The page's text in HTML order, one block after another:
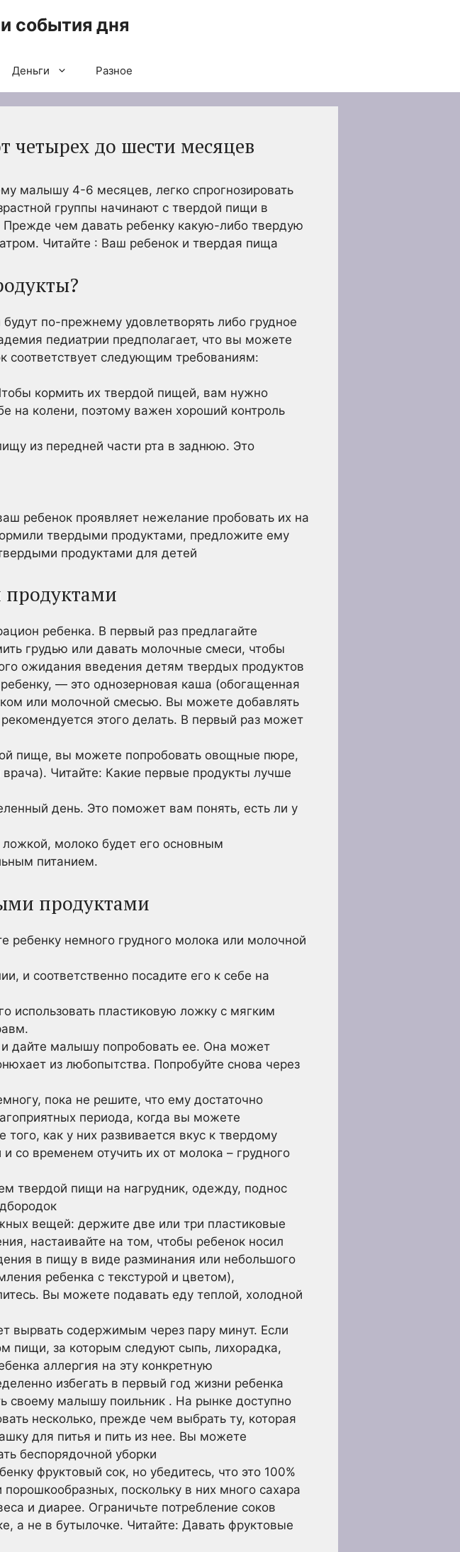
события дня
Деньги Разное
четырех до шести месяцев
малышу 4-6 месяцев, легко спрогнозировать
группы начинают с твердой пищи в
Прежде чем давать ребенку какую-либо твердую
Читайте : Ваш ребенок и твердая пища
по-прежнему удовлетворять либо грудное
педиатрии предполагает, что вы можете
соответствует следующим требованиям:
кормить их твердой пищей, вам нужно
на колени, поэтому важен хороший контроль
из передней части рта в заднюю. Это
ребенок проявляет нежелание пробовать их на
твердыми продуктами, предложите ему
продуктами для детей
продуктами
ребенка. В первый раз предлагайте
грудью или давать молочные смеси, чтобы
ожидания введения детям твердых продуктов
— это однозерновая каша (обогащенная
или молочной смесью. Вы можете добавлять
этого делать. В первый раз может
пище, вы можете попробовать овощные пюре,
Читайте: Какие первые продукты лучше
день. Это поможет вам понять, есть ли у
молоко будет его основным
питанием.
продуктами
немного грудного молока или молочной
и соответственно посадите его к себе на
использовать пластиковую ложку с мягким
дайте малышу попробовать ее. Она может
из любопытства. Попробуйте снова через
пока не решите, что ему достаточно
периода, когда вы можете
как у них развивается вкус к твердому
со временем отучить их от молока – грудного
твердой пищи на нагрудник, одежду, поднос
вещей: держите две или три пластиковые
настаивайте на том, чтобы ребенок носил
в пищу в виде разминания или небольшого
ребенка с текстурой и цветом),
Вы можете подавать еду теплой, холодной
вырвать содержимым через пару минут. Если
пищи, за которым следуют сыпь, лихорадка,
аллергия на эту конкретную
избегать в первый год жизни ребенка
своему малышу поильник . На рынке доступно
несколько, прежде чем выбрать ту, которая
для питья и пить из нее. Вы можете
беспорядочной уборки
фруктовый сок, но убедитесь, что это 100%
поскольку в них много сахара
и диарее. Ограничьте потребление соков
а не в бутылочке. Читайте: Давать фруктовые